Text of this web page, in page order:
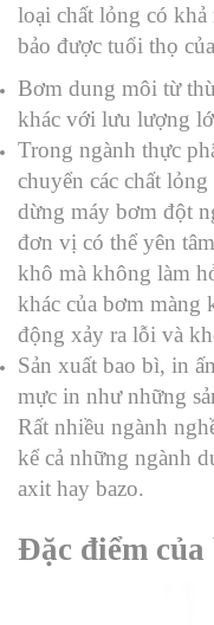
loại chất lỏng có khả
bảo được tuổi thọ
Bơm dung môi từ
khác với lưu lượng
Trong ngành thực
chuyển các chất
dừng máy bơm đột
đơn vị có thể yên
khô mà không làm
khác của bơm màng
động xảy ra lỗi và
Sản xuất bao bì, in
mực in như những
Rất nhiều ngành
kể cả những ngành
axit hay bazo.
Đặc điểm